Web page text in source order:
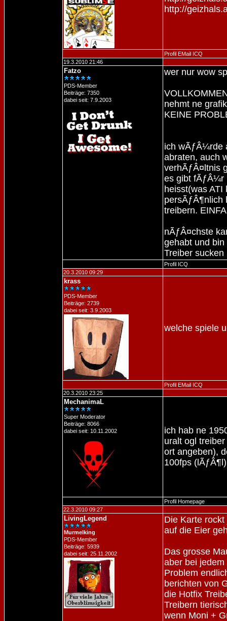
http://
Profil EMail ICQ
19.3.2010 21:46
Fatzo
PDS-Member
Beiträge: 7350
dabei seit: 7.9.2003
wer nur wow
nehmt ne
KEINE
ich wÃƒÂ¼rde
abraten, auch
verhÃƒÂ¤ltnis
es gibt fÃƒÂ¼r
heisst(was
persÃƒÂ¶nlich
treibern.
nÃƒÂ¤chste
gehabt und
Treiber sucken
Profil ICQ
20.3.2010 09:29
krass
PDS-Member
Beiträge: 2739
dabei seit: 3.9.2003
welche spiele
Profil EMail ICQ
20.3.2010 23:25
MechanimaL
Super Moderator
Beiträge: 8066
dabei seit: 10.11.2002
ich hab ne
uralt ogl
ort angeben),
100fps
Profil Homepage
22.3.2010 09:27
LivingLegend
Murmelking
PDS-Member
Beiträge: 5939
dabei seit: 25.11.2002
Die Karte
auf die Eier
Das grosse
aber bei
Problem
berichten von
die Hotfix
Treibern
wenn Moni +